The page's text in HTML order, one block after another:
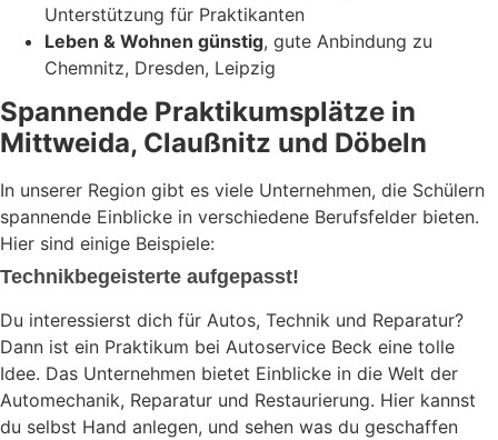
Unterstützung für Praktikanten
Leben & Wohnen günstig, gute Anbindung zu
Chemnitz, Dresden, Leipzig
Spannende Praktikumsplätze in
Mittweida, Claußnitz und Döbeln
In unserer Region gibt es viele Unternehmen, die Schülern
spannende Einblicke in verschiedene Berufsfelder bieten.
Hier sind einige Beispiele:
Technikbegeisterte aufgepasst!
Du interessierst dich für Autos, Technik und Reparatur?
Dann ist ein Praktikum bei Autoservice Beck eine tolle
Idee. Das Unternehmen bietet Einblicke in die Welt der
Automechanik, Reparatur und Restaurierung. Hier kannst
du selbst Hand anlegen, und sehen was du geschaffen